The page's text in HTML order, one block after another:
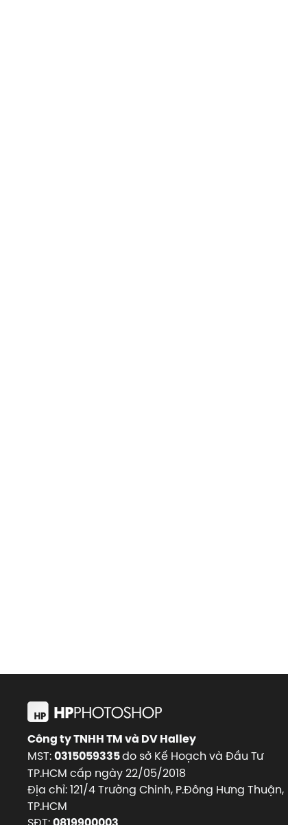
Công ty TNHH TM và DV Halley
MST:0315059335do sở Kế Hoạch và Đầu Tư
TP.HCM cấp ngày 22/05/2018
Địa chỉ: 121/4 Trường Chinh, P.Đông Hưng Thuận,
TP.HCM